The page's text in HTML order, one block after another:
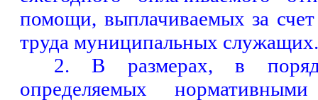
помощи, выплачиваемых за
труда муниципальных служащих.
2. В размерах, в
определяемых